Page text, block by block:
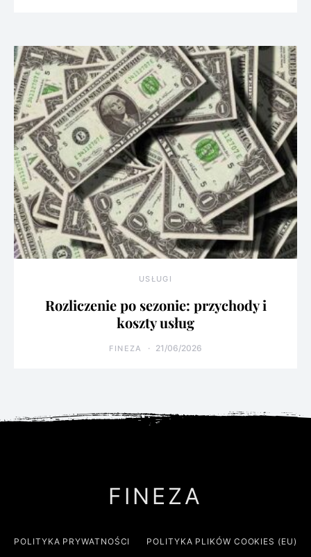
USŁUGI
Rozliczenie po sezonie: przychody i
koszty usług
FINEZA 21/06/2026
FINEZA
POLITYKA PRYWATNOŚCI POLITYKA PLIKÓW COOKIES (EU)